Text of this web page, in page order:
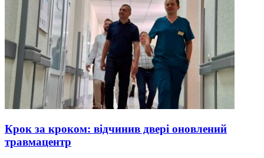
Крок за кроком: відчинив двері оновлений
травмацентр